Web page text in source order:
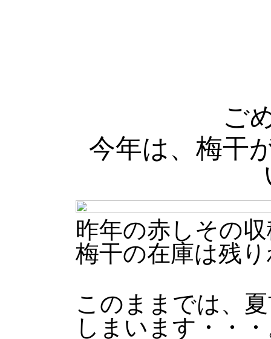
ご
今年は、梅干
昨年の赤しその
梅干の在庫は残
このままでは、
しまいます・・